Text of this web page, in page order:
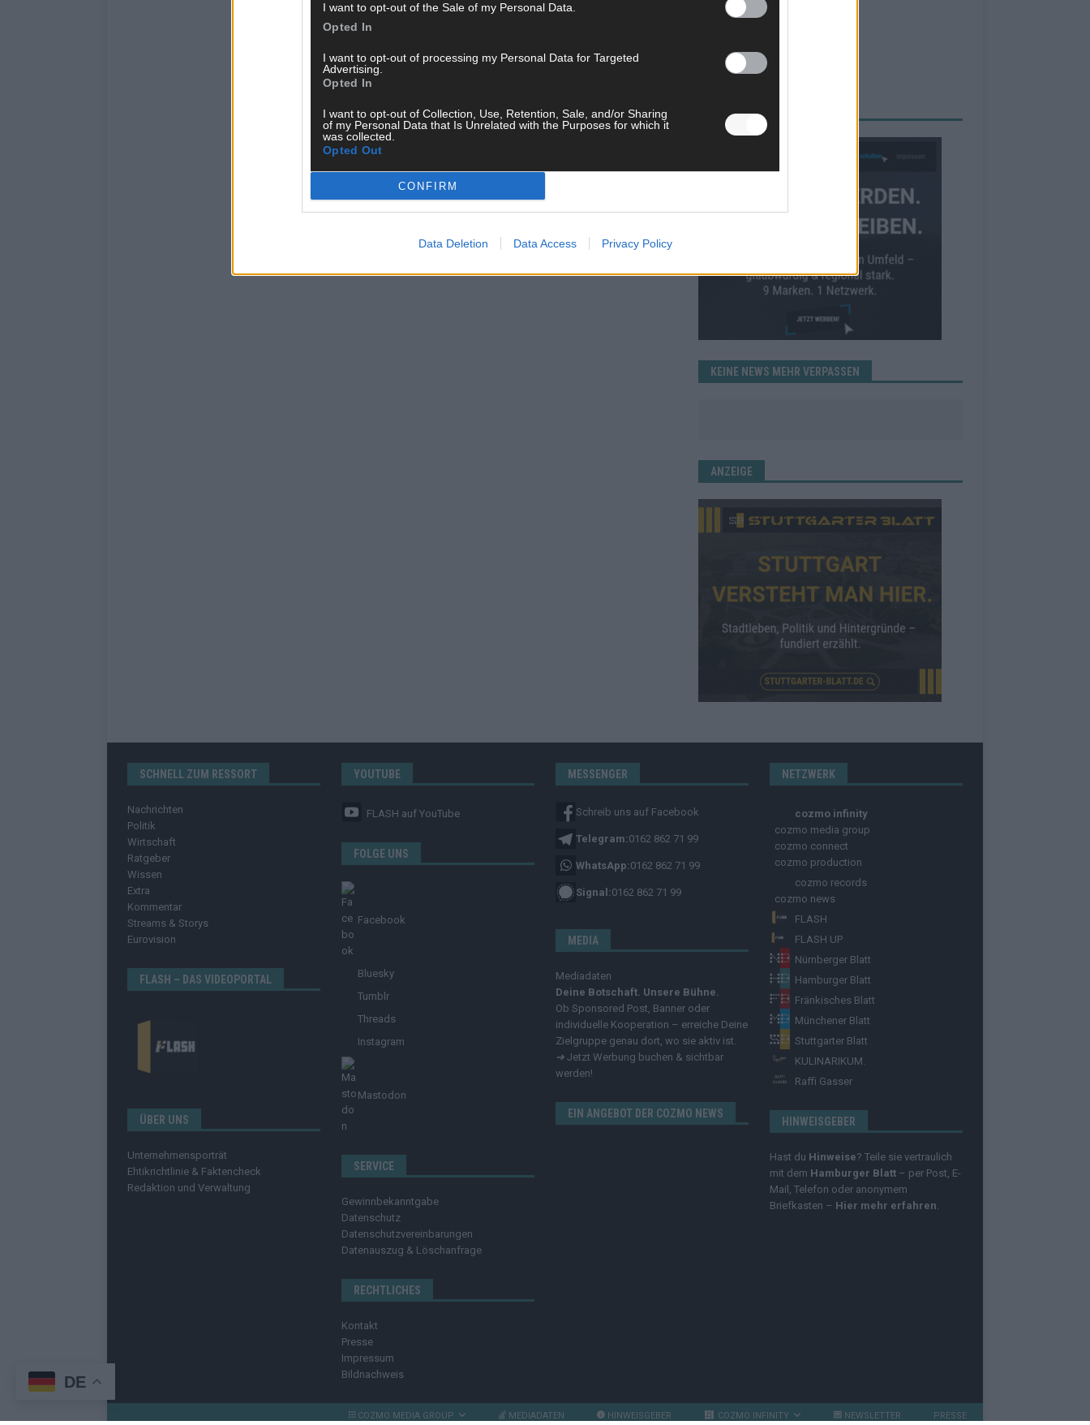
I want to opt-out of the Sale of my Personal Data.
Opted In
I want to opt-out of processing my Personal Data for Targeted
Advertising.
Opted In
I want to opt-out of Collection, Use, Retention, Sale, and/or Sharing
of my Personal Data that Is Unrelated with the Purposes for which it
was collected.
Opted Out
CONFIRM
Data Deletion Data Access Privacy Policy
KEINE NEWS MEHR VERPASSEN
ANZEIGE
SCHNELL ZUM RESSORT
Nachrichten
Politik
Wirtschaft
Ratgeber
Wissen
Extra
Kommentar
Streams & Storys
Eurovision
FLASH – DAS VIDEOPORTAL
ÜBER UNS
Unternehmensporträt
Ehtikrichtlinie & Faktencheck
Redaktion und Verwaltung
YOUTUBE
FLASH auf YouTube
FOLGE UNS
Facebook
Bluesky
Tumblr
Threads
Instagram
Mastodon
SERVICE
Gewinnbekanntgabe
Datenschutz
Datenschutzvereinbarungen
Datenauszug & Löschanfrage
RECHTLICHES
Kontakt
Presse
Impressum
Bildnachweis
MESSENGER
Schreib uns auf Facebook
Telegram:0162 862 71 99
WhatsApp:0162 862 71 99
Signal:0162 862 71 99
MEDIA
Mediadaten
Deine Botschaft. Unsere Bühne.
Ob Sponsored Post, Banner oder
individuelle Kooperation – erreiche Deine
Zielgruppe genau dort, wo sie aktiv ist.
➔ Jetzt Werbung buchen & sichtbar
werden!
EIN ANGEBOT DER COZMO NEWS
NETZWERK
cozmo infinity
cozmo media group
cozmo connect
cozmo production
cozmo records
cozmo news
FLASH
FLASH UP
Nürnberger Blatt
Hamburger Blatt
Fränkisches Blatt
Münchener Blatt
Stuttgarter Blatt
KULINARIKUM.
Raffi Gasser
HINWEISGEBER
Hast du Hinweise? Teile sie vertraulich
mit dem Hamburger Blatt – per Post, E-
Mail, Telefon oder anonymem
Briefkasten – Hier mehr erfahren.
COZMO MEDIA GROUP MEDIADATEN HINWEISGEBER COZMO INFINITY NEWSLETTER PRESSE
DE